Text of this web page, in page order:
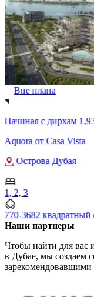
Вне плана
Начиная с дирхам
Aquora от Casa Vista
Острова Дубая
1, 2, 3
770-3682 квадратный
Наши партнеры
Чтобы найти для вас
в Дубае, мы создаем